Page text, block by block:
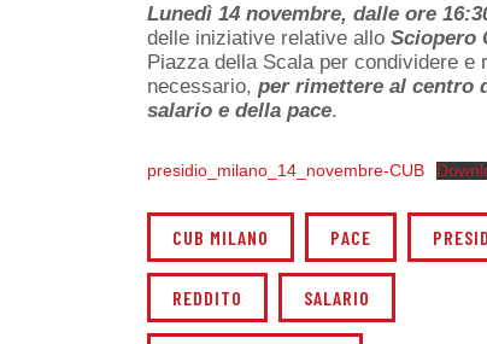
Lunedì 14 novembre, dalle ore
delle iniziative relative allo Sciopero
Piazza della Scala per condividere e
necessario, per rimettere al centro
salario e della pace.
presidio_milano_14_novembre-CUB
CUB MILANO PACE
REDDITO SALARIO